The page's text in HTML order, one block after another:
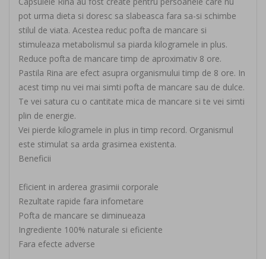
pot urma dieta si doresc sa slabeasca fara sa-si schimbe
stilul de viata. Acestea reduc pofta de mancare si
stimuleaza metabolismul sa piarda kilogramele in plus.
Reduce pofta de mancare timp de aproximativ 8 ore.
Pastila Rina are efect asupra organismului timp de 8 ore. In
acest timp nu vei mai simti pofta de mancare sau de dulce.
Te vei satura cu o cantitate mica de mancare si te vei simti
plin de energie.
Vei pierde kilogramele in plus in timp record. Organismul
este stimulat sa arda grasimea existenta.
Beneficii
Eficient in arderea grasimii corporale
Rezultate rapide fara infometare
Pofta de mancare se diminueaza
Ingrediente 100% naturale si eficiente
Fara efecte adverse